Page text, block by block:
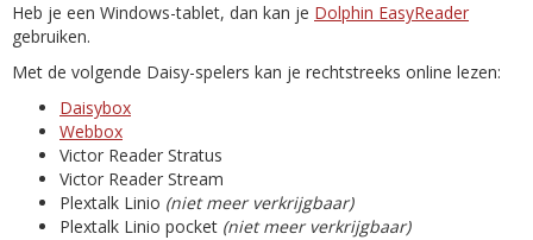
Heb je een Windows-tablet, dan kan je Dolphin EasyReader
gebruiken.
Met de volgende Daisy-spelers kan je rechtstreeks online lezen:
Daisybox
Webbox
Victor Reader Stratus
Victor Reader Stream
Plextalk Linio (niet meer verkrijgbaar)
Plextalk Linio pocket (niet meer verkrijgbaar)